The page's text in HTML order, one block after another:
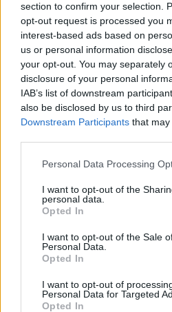
section to confirm your selection.
opt-out request is processed you
interest-based ads based on
us or personal information
your opt-out. You may separately
disclosure of your personal
IAB’s list of downstream
also be disclosed by us to third
Downstream Participants that
Personal Data Processing
I want to opt-out of the
personal data.
Opted In
I want to opt-out of the Sale
Personal Data.
Opted In
I want to opt-out of
Personal Data for Targeted
Opted In
Oltre mille persone
festeggiamenti per
Gruppo Sportivo